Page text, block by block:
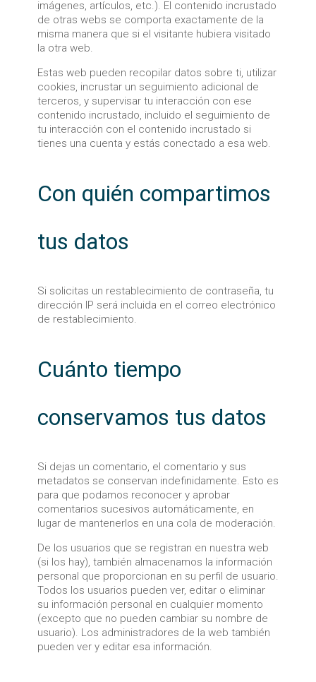
imágenes, artículos, etc.). El contenido incrustado
de otras webs se comporta exactamente de la
misma manera que si el visitante hubiera visitado
la otra web.
Estas web pueden recopilar datos sobre ti, utilizar
cookies, incrustar un seguimiento adicional de
terceros, y supervisar tu interacción con ese
contenido incrustado, incluido el seguimiento de
tu interacción con el contenido incrustado si
tienes una cuenta y estás conectado a esa web.
Con quién compartimos
tus datos
Si solicitas un restablecimiento de contraseña, tu
dirección IP será incluida en el correo electrónico
de restablecimiento.
Cuánto tiempo
conservamos tus datos
Si dejas un comentario, el comentario y sus
metadatos se conservan indefinidamente. Esto es
para que podamos reconocer y aprobar
comentarios sucesivos automáticamente, en
lugar de mantenerlos en una cola de moderación.
De los usuarios que se registran en nuestra web
(si los hay), también almacenamos la información
personal que proporcionan en su perfil de usuario.
Todos los usuarios pueden ver, editar o eliminar
su información personal en cualquier momento
(excepto que no pueden cambiar su nombre de
usuario). Los administradores de la web también
pueden ver y editar esa información.